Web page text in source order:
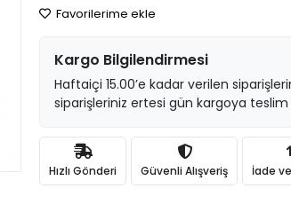
Favorilerime ekle
Kargo Bilgilendirmesi
Haftaiçi 15.00’e kadar verilen
siparişleriniz ertesi gün kargoya teslim
Hızlı Gönderi Güvenli Alışveriş İade